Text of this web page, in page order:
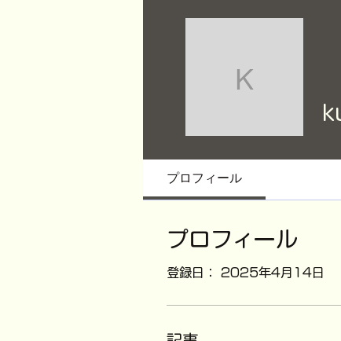
プロフィール
プロフィール
登録日： 2025年4月14日